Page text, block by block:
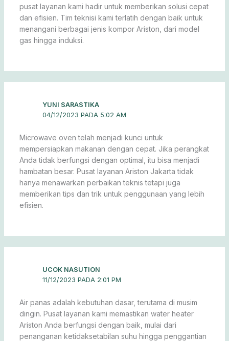
pusat layanan kami hadir untuk memberikan solusi cepat
dan efisien. Tim teknisi kami terlatih dengan baik untuk
menangani berbagai jenis kompor Ariston, dari model
gas hingga induksi.
YUNI SARASTIKA
04/12/2023 PADA 5:02 AM
Microwave oven telah menjadi kunci untuk
mempersiapkan makanan dengan cepat. Jika perangkat
Anda tidak berfungsi dengan optimal, itu bisa menjadi
hambatan besar. Pusat layanan Ariston Jakarta tidak
hanya menawarkan perbaikan teknis tetapi juga
memberikan tips dan trik untuk penggunaan yang lebih
efisien.
UCOK NASUTION
11/12/2023 PADA 2:01 PM
Air panas adalah kebutuhan dasar, terutama di musim
dingin. Pusat layanan kami memastikan water heater
Ariston Anda berfungsi dengan baik, mulai dari
penanganan ketidaksetabilan suhu hingga penggantian